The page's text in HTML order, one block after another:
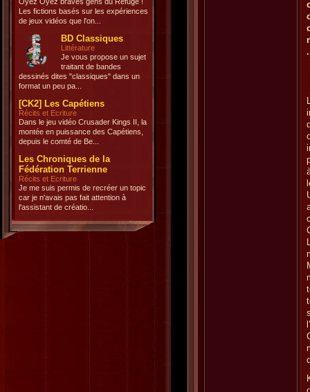
Les fictions basés sur les expériences
de jeux vidéos que l'on...
BD Classiques
Littérature
Je vous propose un sujet
traitant de bandes
dessinés dites "classiques" dans un
format un peu pa...
[CK2] Les Capétiens
Récits et Ecriture
Dans le jeu vidéo Crusader Kings II, la
montée en puissance des Capétiens,
depuis le comté de Be...
Les Chroniques de la
Fédération Terrienne
Récits et Ecriture
Je me suis permis de recréer un topic
car je n'avais pas fait attention à
l'assistant de créatio...